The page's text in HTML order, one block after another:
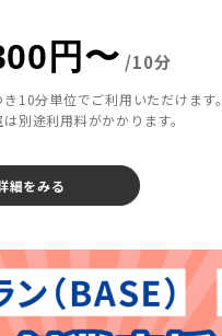
円〜 /10分
10分単位でご利用いただけます。
別途利用料がかかります。
細をみる